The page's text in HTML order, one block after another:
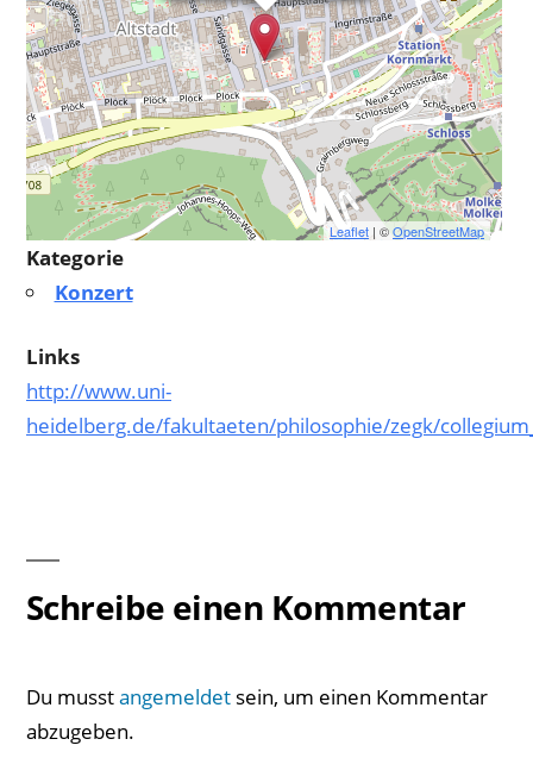
Leaflet | ©OpenStreetMap
Kategorie
Konzert
Links
http://www.uni-
heidelberg.de/fakultaeten/philosophie/zegk/
Schreibe einen Kommentar
Du musstangemeldet sein, um einen Kommentar
abzugeben.